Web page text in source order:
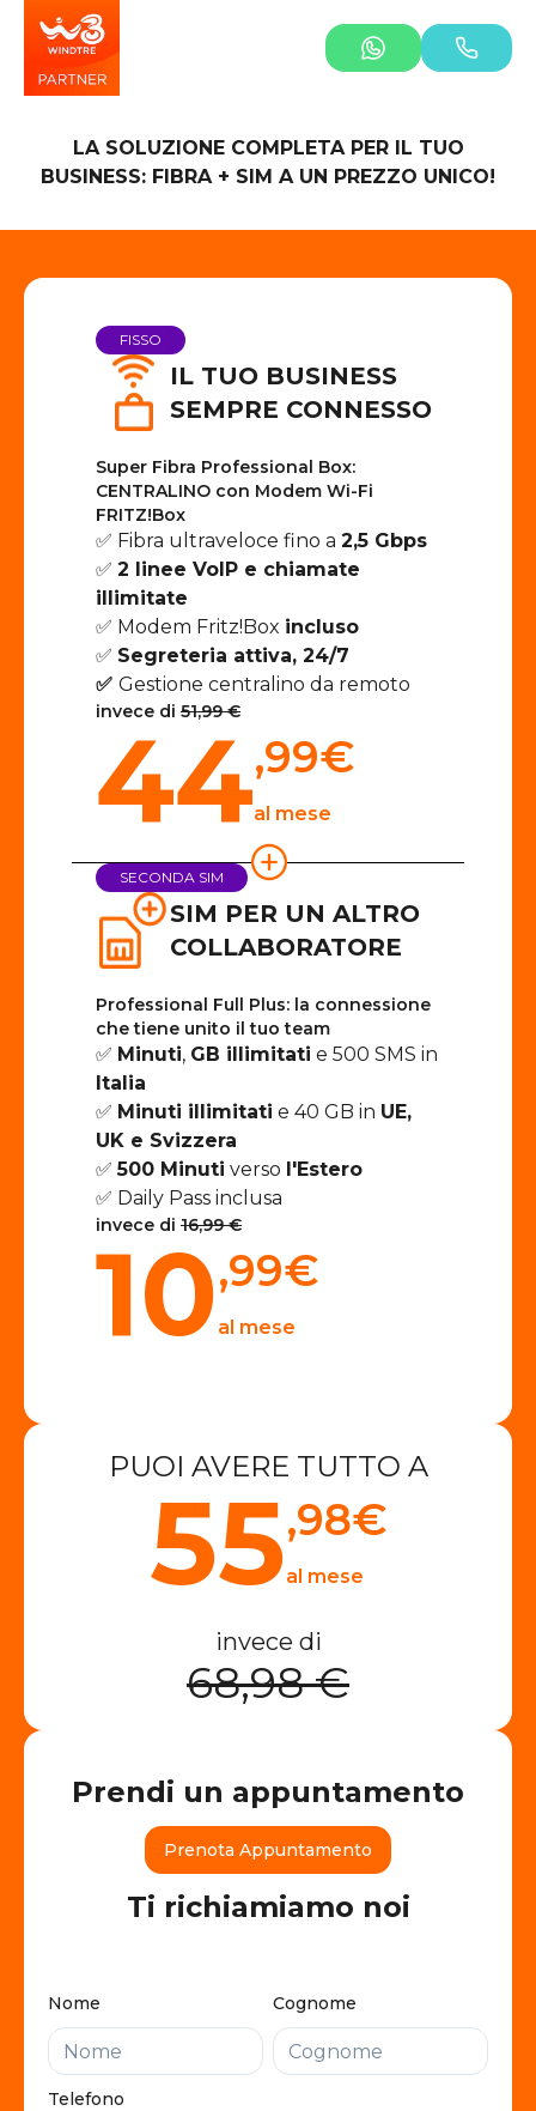
LA SOLUZIONE COMPLETA PER IL TUO
BUSINESS: FIBRA + SIM A UN PREZZO UNICO!
FISSO
IL TUO BUSINESS
SEMPRE CONNESSO
Super Fibra Professional Box:
CENTRALINO con Modem Wi-Fi
FRITZ!Box
✅ Fibra ultraveloce fino a 2,5 Gbps
✅ 2 linee VoIP e chiamate
illimitate
✅ Modem Fritz!Box incluso
✅ Segreteria attiva, 24/7
✅ Gestione centralino da remoto
invece di 51,99 €
44,99€
al mese
SECONDA SIM
SIM PER UN ALTRO
COLLABORATORE
Professional Full Plus: la connessione
che tiene unito il tuo team
✅ Minuti, GB illimitati e 500 SMS in
Italia
✅ Minuti illimitati e 40 GB in UE,
UK e Svizzera
✅500 Minuti verso l'Estero
✅ Daily Pass inclusa
invece di 16,99 €
10,99€
al mese
PUOI AVERE TUTTO A
55,98€
al mese
invece di
68,98 €
Prendi un appuntamento
Prenota Appuntamento
Ti richiamiamo noi
Nome Cognome
Telefono